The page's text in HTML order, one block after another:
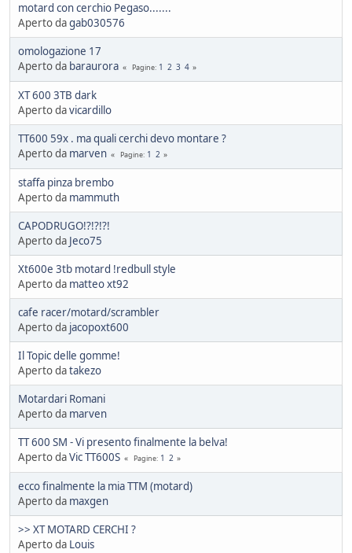
motard con cerchio Pegaso.......
Aperto dagab030576
omologazione 17
Aperto da baraurora Pagine 1 2 3 4
XT 600 3TB dark
Aperto davicardillo
TT600 59x . ma quali cerchi devo montare ?
Aperto da marven Pagine 1 2
staffa pinza brembo
Aperto da mammuth
CAPODRUGO!?!?!?!
Aperto da Jeco75
Xt600e 3tb motard !redbull style
Aperto da matteo xt92
cafe racer/motard/scrambler
Aperto da jacopoxt600
Il Topic delle gomme!
Aperto datakezo
Motardari Romani
Aperto da marven
TT 600 SM - Vi presento finalmente la belva!
Aperto daVic TT600S Pagine 1 2
ecco finalmente la mia TTM (motard)
Aperto da maxgen
>> XT MOTARD CERCHI ?
Aperto da Louis